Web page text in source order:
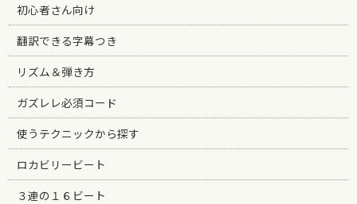
初心者さん向け
翻訳できる字幕つき
リズム＆弾き方
ガズレレ必須コード
使うテクニックから探す
ロカビリービート
３連の１６ビート